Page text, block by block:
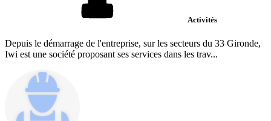
Activités
Depuis le démarrage de l'entreprise, sur les secteurs du 33 Gironde,
Iwi est une société proposant ses services dans les trav...